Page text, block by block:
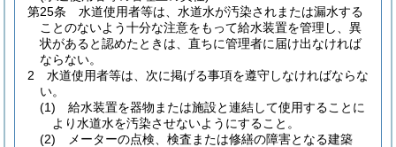
第25条
水道使用者等は、水道水が汚染されまたは漏水する
ことのないよう十分な注意をもって給水装置を管理し、異
状があると認めたときは、直ちに管理者に届け出なければ
ならない。
2
水道使用者等は、次に掲げる事項を遵守しなければならな
い。
(1)
給水装置を器物または施設と連結して使用することに
より水道水を汚染させないようにすること。
(2)
メーターの点検、検査または修繕の障害となる建築